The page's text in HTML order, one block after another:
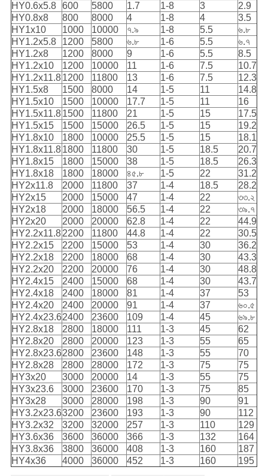
HY0.6x5.8 600 5800 1.7 1-8 3
2.9
HY0.8x8
800 8000 4 1-8 4
3.5
HY1x10
1000 10000 ৭.৯ 1-8 5.5
৬.৮
HY1.2x5.8
1200 5800 ৬.৮ 1-6 5.5
৬.৭
HY1.2x8
1200 8000 9 1-6 5.5
8.5
HY1.2x10
1200 10000 11 1-6 7.5
10.7
HY1.2x11.81200 11800 13 1-6 7.5
12.3
HY1.5x8
1500 8000 14 1-5 11
14.8
HY1.5x10
1500 10000 17.7 1-5 11
16
HY1.5x11.81500 11800 21 1-5 15
17.5
HY1.5x15
1500 15000 26.5 1-5 15
19.2
HY1.8x10
1800 10000 25.5 1-5 15
18.1
HY1.8x11.81800 11800 30 1-5 18.5
20.7
HY1.8x15
1800 15000 38 1-5 18.5
26.3
HY1.8x18
1800 18000 ৪৫.৮ 1-5 22
31.2
HY2x11.8
2000 11800 37 1-4 18.5
28.2
HY2x15
2000 15000 47 1-4 22
৩৩.২
HY2x18
2000 18000 56.5 1-4 22
৩৯.৭
HY2x20
2000 20000 62.8 1-4 22
44.9
HY2.2x11.82200 11800 44.8 1-4 22
30.5
HY2.2x15
2200 15000 53 1-4 30
36.2
HY2.2x18
2200 18000 68 1-4 30
43.3
HY2.2x20
2200 20000 76 1-4 30
48.8
HY2.4x15
2400 15000 68 1-4 30
43.7
HY2.4x18
2400 18000 81 1-4 37
53
HY2.4x20
2400 20000 91 1-4 37
৬০.৫
HY2.4x23.62400 23600 109 1-4 45
৬৯.৮
HY2.8x18
2800 18000 111 1-3 45
62
HY2.8x20
2800 20000 123 1-3 55
65
HY2.8x23.62800 23600 148 1-3 55
70
HY2.8x28
2800 28000 172 1-3 75
75
HY3x20
3000 20000 14 1-3 55
75
HY3x23.6
3000 23600 170 1-3 75
85
HY3x28
3000 28000 198 1-3 90
91
HY3.2x23.63200 23600 193 1-3 90
112
HY3.2x32
3200 32000 257 1-3 110
129
HY3.6x36
3600 36000 366 1-3 132
164
HY3.8x36
3800 36000 408 1-3 160
187
HY4x36
4000 36000 452 1-3 160 195